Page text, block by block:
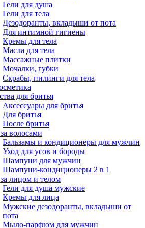
Гели для душа
Гели для тела
Дезодоранты, вкладыши от пота
Для интимной гигиены
Кремы для тела
Масла для тела
Массажные плитки
Мочалки, губки
Скрабы, пилинги для тела
для бритья
Аксессуары для бритья
Для бритья
После бритья
волосами
Бальзамы и кондиционеры для мужчин
Уход для усов и бороды
Шампуни для мужчин
Шампуни-кондиционеры 2 в 1
лицом и телом
Гели для душа мужские
Кремы для лица
Мужские дезодоранты, вкладыши от
пота
Мыло-парфюм для мужчин